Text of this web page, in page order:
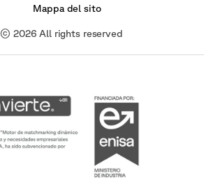
Mappa del sito
© 2026 All rights reserved